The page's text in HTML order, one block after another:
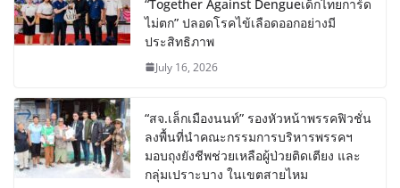
“Together Against Dengueเด็กไทยการ์ด
ไม่ตก” ปลอดโรคไข้เลือดออกอย่างมี
ประสิทธิภาพ
July 16, 2026
“สจ.เล็กเมืองนนท์” รองหัวหน้าพรรคฟิวชั่น
ลงพื้นที่นำคณะกรรมการบริหารพรรคฯ
มอบถุงยังชีพช่วยเหลือผู้ป่วยติดเตียง และ
กลุ่มเปราะบาง ในเขตสายไหม